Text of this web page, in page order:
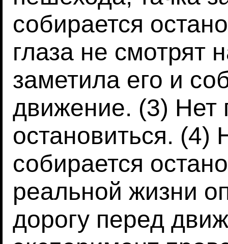
собирается
глаза не смотрят
заметила его и
движение. (3) Нет
остановиться. (4)
собирается
реальной жизни
дорогу перед